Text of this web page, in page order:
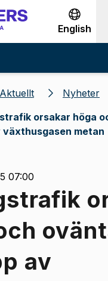
Gå till innehållet
English
Aktuellt
Nyheter
orsakar höga
växthusgasen metan
07:00
av